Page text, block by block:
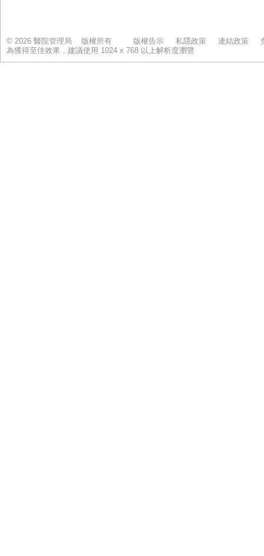
© 2026 醫院管理局 版權所有 版權告示 私隱政策 連結政策
為獲得至佳效果，建議使用 1024 x 768 以上解析度瀏覽